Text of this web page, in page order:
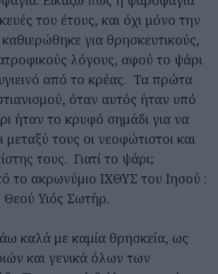
του έτους, και όχι μόνο την
για θρησκευτικούς,
λόγους, αφού το ψάρι
από το κρέας. Τα πρώτα
όταν αυτός ήταν υπό
ήταν το κρυφό σημάδι για να
μεταξύ τους οι νεοφώτιστοι και
τους. Γιατί το ψάρι;
το ακρωνύμιο ΙΧΘΥΣ του Ιησού :
Θεού Υιός Σωτήρ.
καλά με καμία θρησκεία, ως
και γενικά όλων των